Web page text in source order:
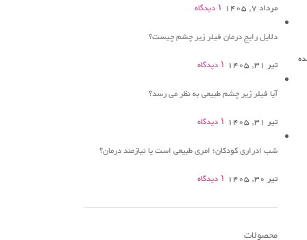
در ایالات متحده
مرداد 7, 1405
۱ دیدگاه
دلایل رایج درمان فیلر زیر چشم چیست؟
تیر 31, 1405
۱ دیدگاه
آیا فیلر زیر چشم طبیعی به نظر می رسد؟
تیر 31, 1405
۱ دیدگاه
شب ادراری کودکان؛ امری طبیعی است یا نیازمند درمان؟
تیر 30, 1405
۱ دیدگاه
محصولات